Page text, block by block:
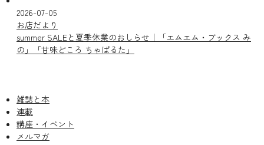
2026-07-05
お店だより
summer SALEと夏季休業のおしらせ｜「エムエム・ブックス み
の」「甘味どころ ちゃぱるた」
雑誌と本
連載
講座・イベント
メルマガ